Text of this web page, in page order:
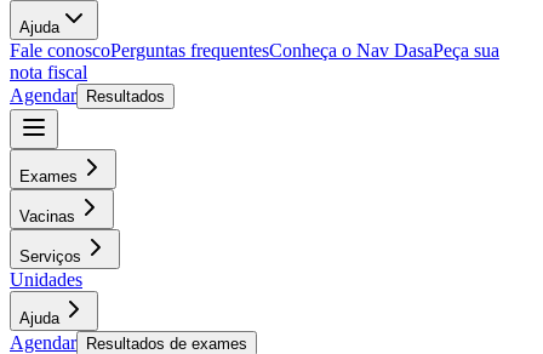
Ajuda
Fale conoscoPerguntas frequentesConheça o Nav DasaPeça sua
nota fiscal
Agendar
Resultados
Exames
Vacinas
Serviços
Unidades
Ajuda
Agendar Resultados de exames